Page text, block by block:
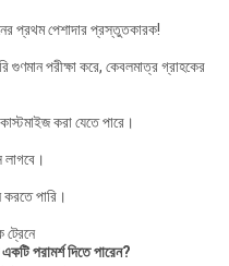
প্রথম পেশাদার প্রস্তুতকারক!
গুণমান পরীক্ষা করে, কেবলমাত্র গ্রাহকের
করা যেতে পারে।
লাগবে।
পারি।
পরামর্শ দিতে পারেন?